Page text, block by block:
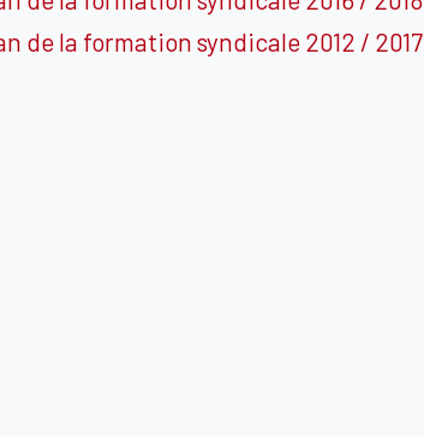
de la formation syndicale 2012 / 2017